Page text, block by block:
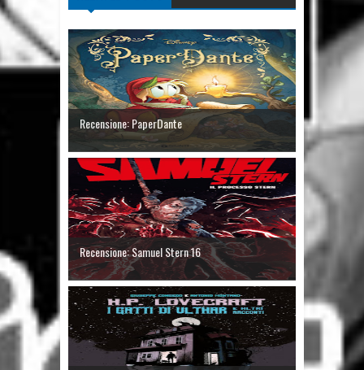
Recensione: PaperDante
Recensione: Samuel Stern 16